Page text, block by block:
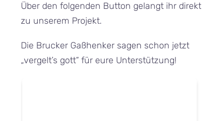
Über den folgenden Button gelangt ihr direkt
zu unserem Projekt.
Die Brucker Gaßhenker sagen schon jetzt
„vergelt’s gott“ für eure Unterstützung!